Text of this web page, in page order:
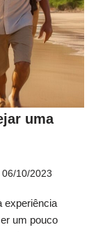
uma
06/10/2023
experiência
um pouco